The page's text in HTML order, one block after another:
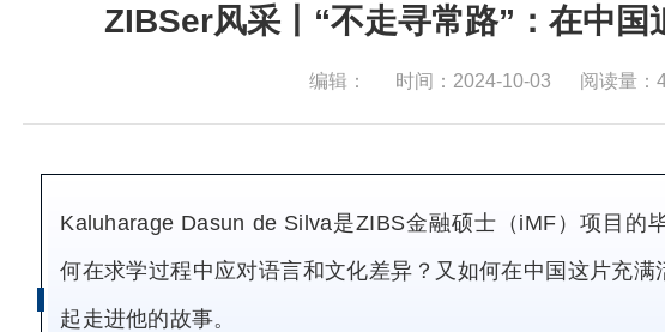
ZIBSer风采丨“不走寻常路”：在中国
编辑： 时间：2024-10-03 阅读量：
Kaluharage Dasun de Silva是ZIBS金融硕士（iMF）项目的
何在求学过程中应对语言和文化差异？又如何在中国这片充
起走进他的故事。